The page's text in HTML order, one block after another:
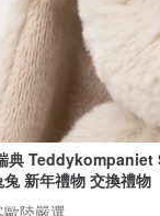
典 Teddykompaniet
兔 新年禮物 交換禮物